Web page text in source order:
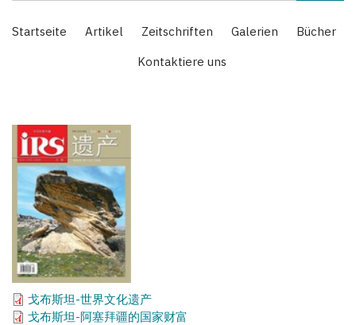
Main
navigation
Startseite Artikel Zeitschriften Galerien
Bücher
Kontaktiere uns
戈布斯坦-世界文化遗产
戈布斯坦-阿塞拜疆的国家财富